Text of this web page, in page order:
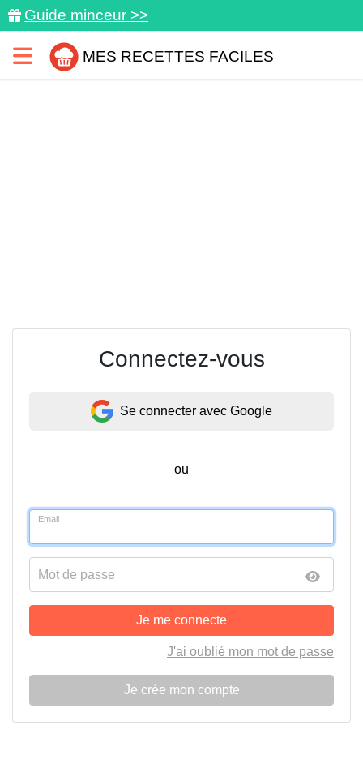
Guide minceur >>
MES RECETTES FACILES
Connectez-vous
Se connecter avec Google
ou
Email
Mot de passe
Je me connecte
J'ai oublié mon mot de passe
Je crée mon compte